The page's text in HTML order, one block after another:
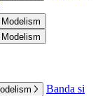
Banda si